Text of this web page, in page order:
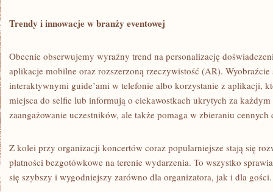
Trendy i innowacje w branży eventowej
Obecnie obserwujemy wyraźny trend na personalizację
aplikacje mobilne oraz rozszerzoną rzeczywistość (AR). Wyobraźcie
interaktywnymi guide’ami w telefonie albo korzystanie z aplikacji,
miejsca do selfie lub informują o ciekawostkach ukrytych za
zaangażowanie uczestników, ale także pomaga w zbieraniu
Z kolei przy organizacji koncertów coraz popularniejsze stają się
płatności bezgotówkowe na terenie wydarzenia. To wszystko
się szybszy i wygodniejszy zarówno dla organizatora, jak i dla gości.